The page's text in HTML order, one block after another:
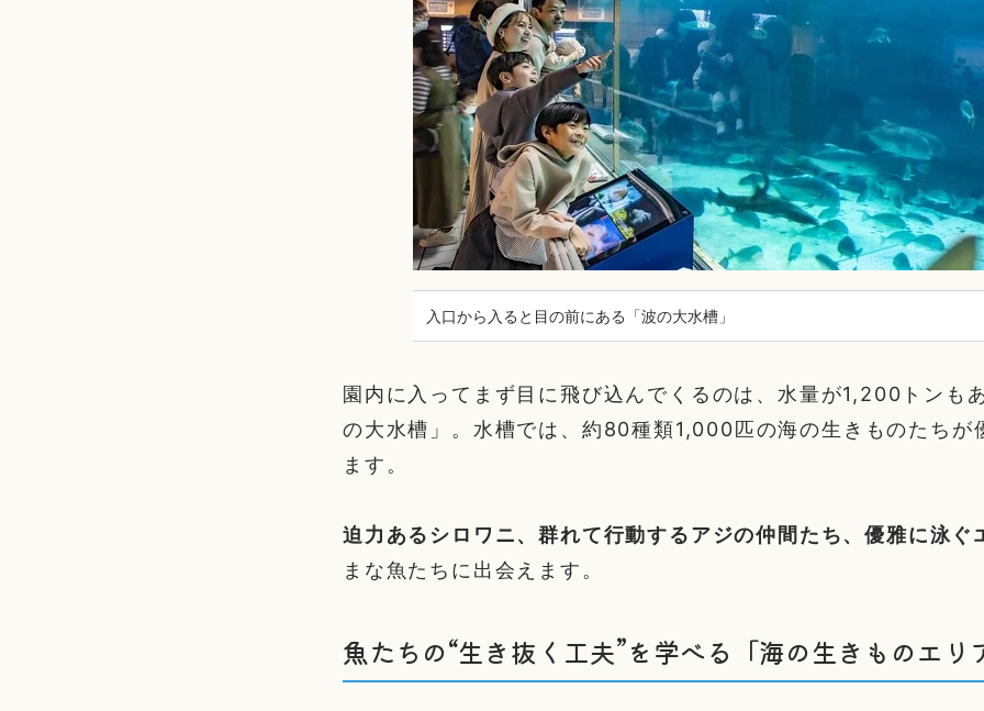
入口から入ると目の前にある「波の大水槽」
園内に入ってまず目に飛び込んでくるのは、水量が1,200トンも
の大水槽」。水槽では、約80種類1,000匹の海の生きものたちが
ます。
迫力あるシロワニ、群れて行動するアジの仲間たち、優雅に泳ぐ
まな魚たちに出会えます。
魚たちの“生き抜く工夫”を学べる「海の生きものエリ